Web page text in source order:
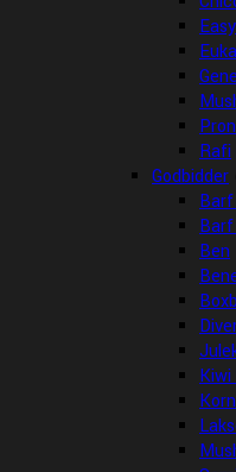
Rafi
Godbidder
Ben